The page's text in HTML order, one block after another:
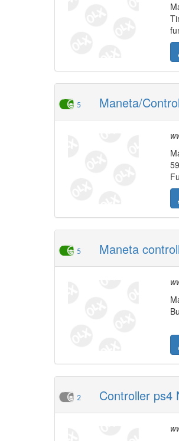
5 Maneta/
5 Maneta
2 Controller ps4